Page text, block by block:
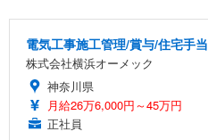
電気工事施工管理/賞与/住宅手当
株式会社横浜オーメック
神奈川県
月給26万6,000円～45万円
正社員